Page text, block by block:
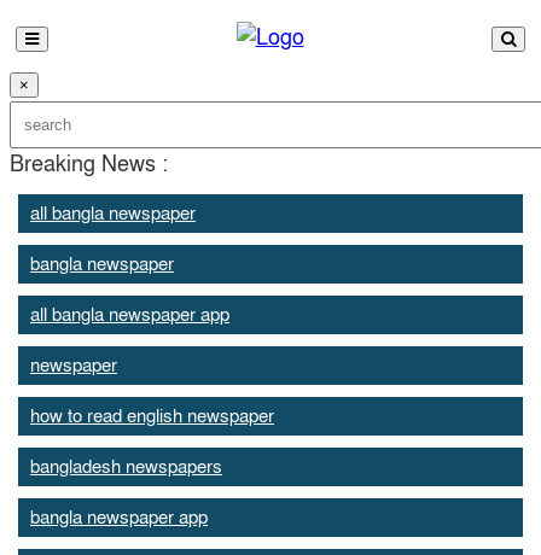
×
Breaking News :
all bangla newspaper
bangla newspaper
all bangla newspaper app
newspaper
how to read english newspaper
bangladesh newspapers
bangla newspaper app